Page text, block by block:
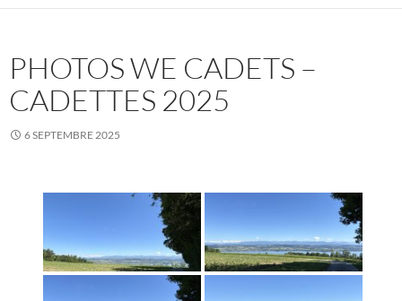
PHOTOS WE CADETS –
CADETTES 2025
6 SEPTEMBRE 2025